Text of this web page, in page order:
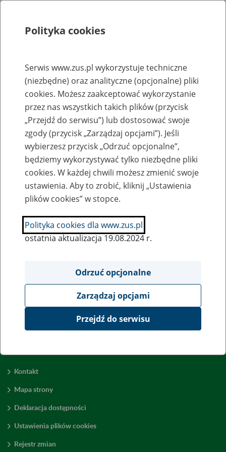
Rejestry, ewidencje i archiwa
Baza zlikwidowanych lub
przekształconych zakładów pracy
Nazwa zakładu pracy:
SZUKAJ
Wyświetl wszystkie
Kontakt
Mapa strony
Deklaracja dostępności
Ustawienia plików cookies
Rejestr zmian
Polityka cookies
Serwis www.zus.pl wykorzystuje techniczne
(niezbędne) oraz analityczne (opcjonalne) pliki
cookies. Możesz zaakceptować wykorzystanie
przez nas wszystkich takich plików (przycisk
„Przejdź do serwisu”) lub dostosować swoje
zgody (przycisk „Zarządzaj opcjami”). Jeśli
wybierzesz przycisk „Odrzuć opcjonalne”,
będziemy wykorzystywać tylko niezbędne pliki
cookies. W każdej chwili możesz zmienić swoje
ustawienia. Aby to zrobić, kliknij „Ustawienia
plików cookies” w stopce.
Polityka cookies dla www.zus.pl
ostatnia aktualizacja 19.08.2024 r.
Odrzuć opcjonalne
Zarządzaj opcjami
Przejdź do serwisu